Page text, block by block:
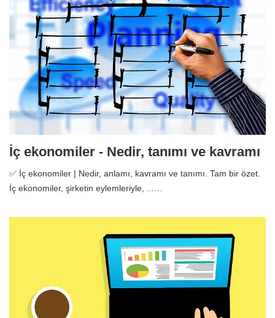
İç ekonomiler - Nedir, tanımı ve kavramı
✅ İç ekonomiler | Nedir, anlamı, kavramı ve tanımı. Tam bir özet.
İç ekonomiler, şirketin eylemleriyle, ...…